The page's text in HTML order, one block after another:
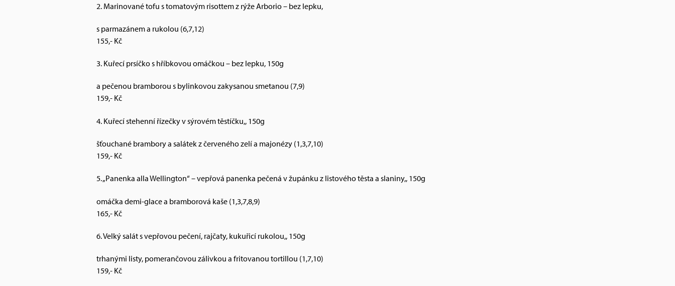
2. Marinované tofu s tomatovým risottem z rýže Arborio – bez lepku,
s parmazánem a rukolou (6,7,12)
155,- Kč
3. Kuřecí prsíčko s hříbkovou omáčkou – bez lepku, 150g
a pečenou bramborou s bylinkovou zakysanou smetanou (7,9)
159,- Kč
4. Kuřecí stehenní řízečky v sýrovém těstíčku,, 150g
šťouchané brambory a salátek z červeného zelí a majonézy (1,3,7,10)
159,- Kč
5. „Panenka alla Wellington“ – vepřová panenka pečená v župánku z listového těsta a slaniny,, 150g
omáčka demi-glace a bramborová kaše (1,3,7,8,9)
165,- Kč
6. Velký salát s vepřovou pečení, rajčaty, kukuřicí rukolou,, 150g
trhanými listy, pomerančovou zálivkou a fritovanou tortillou (1,7,10)
159,- Kč